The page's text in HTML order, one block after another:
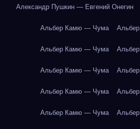
Александр Пушкин — Евгений Онегин
Альбер Камю — Чума
Альбер Камю — Чума
Альбер Камю — Чума
Альбер Камю — Чума
Альбер Камю — Чума